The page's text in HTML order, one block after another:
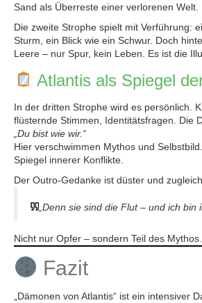
Sand als Überreste einer verlorenen Welt.
Die zweite Strophe spielt mit Verführung:
Sturm, ein Blick wie ein Schwur. Doch
Leere – nur Spur, kein Leben. Es ist die
Atlantis als Spiegel
In der dritten Strophe wird es persönlich.
flüsternde Stimmen, Identitätsfragen. Die
„Du bist wie wir.“
Hier verschwimmen Mythos und
Spiegel innerer Konflikte.
Der Outro-Gedanke ist düster und
„Denn sie sind die Flut – und ich bin
Nicht nur Opfer – sondern Teil des Mythos.
Fazit
„Dämonen von Atlantis“ ist ein intensiver